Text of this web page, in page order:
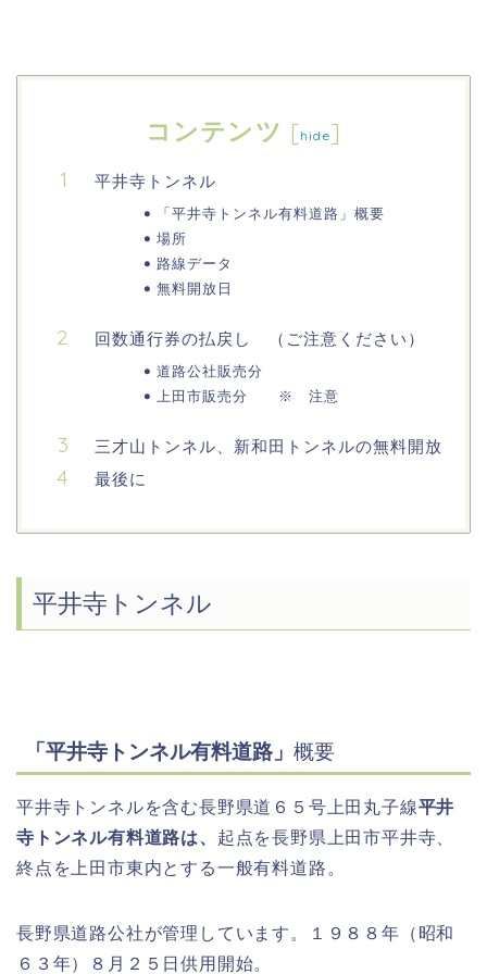
コンテンツ [hide]
平井寺トンネル
「平井寺トンネル有料道路」概要
場所
路線データ
無料開放日
回数通行券の払戻し （ご注意ください）
道路公社販売分
上田市販売分 ※ 注意
三才山トンネル、新和田トンネルの無料開放
最後に
平井寺トンネル
「平井寺トンネル有料道路」 概要
平井寺トンネルを含む長野県道６５号上田丸子線平井
寺トンネル有料道路は、 起点を長野県上田市平井寺、
終点を上田市東内とする一般有料道路。
長野県道路公社が管理しています。１９８８年（昭和
６３年）８月２５日供用開始。